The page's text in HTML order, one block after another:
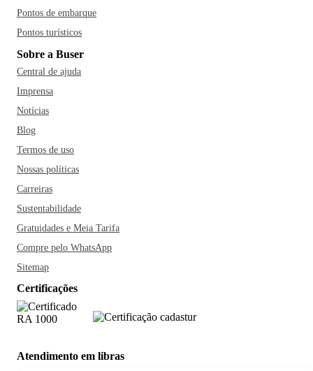
Pontos de embarque
Pontos turísticos
Sobre a Buser
Central de ajuda
Imprensa
Notícias
Blog
Termos de uso
Nossas políticas
Carreiras
Sustentabilidade
Gratuidades e Meia Tarifa
Compre pelo WhatsApp
Sitemap
Certificações
Atendimento em libras